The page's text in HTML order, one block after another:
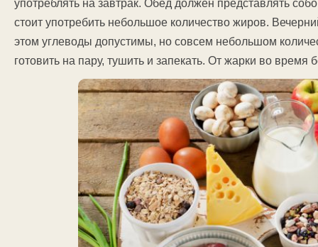
употреблять на завтрак. Обед должен представлять
стоит употребить небольшое количество жиров.
этом углеводы допустимы, но совсем небольшом
готовить на пару, тушить и запекать. От жарки во время